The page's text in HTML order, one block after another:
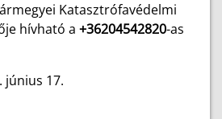
Katasztrófavédelmi
hívható a +36204542820-as
június 17.